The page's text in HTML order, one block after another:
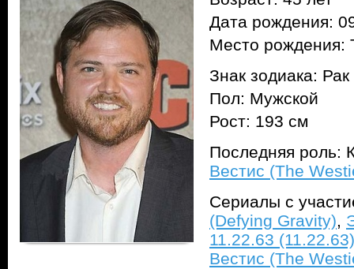
Дата рождения:
Место рождения:
Знак зодиака: Рак
Пол: Мужской
Рост: 193 см
Последняя роль:
Вестис (The
Сериалы с
(Defying Gravity),
11.22.63 (11.22.63)
Вестис (The